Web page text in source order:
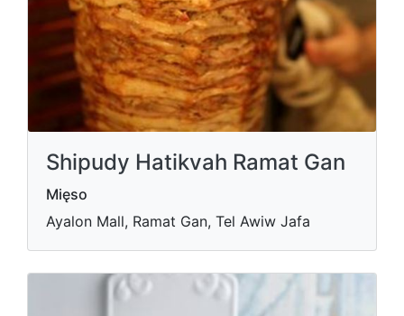
Shipudy Hatikvah Ramat Gan
Mięso
Ayalon Mall, Ramat Gan, Tel Awiw Jafa